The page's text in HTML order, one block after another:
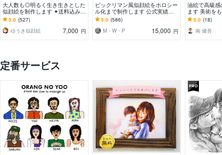
大人数も◎明るく生き生きとした
似顔絵を制作します ✦送料込み✦
長寿祝い、記念日、プレゼント、
ご自宅用に♪
5.0 (527)
ゆうき似顔絵
7,000 円
ビックリマン風似顔絵をホロシー
ル化まで制作します 公式実績あ
り安心クオリティ！短納期相談O
K シール制作対応可
5.0 (586)
M・W・P
15,000 円
油絵で高級
ます 美術を
を飾ったり、
んか？
5.0 (18)
南 健吾
定番サービス